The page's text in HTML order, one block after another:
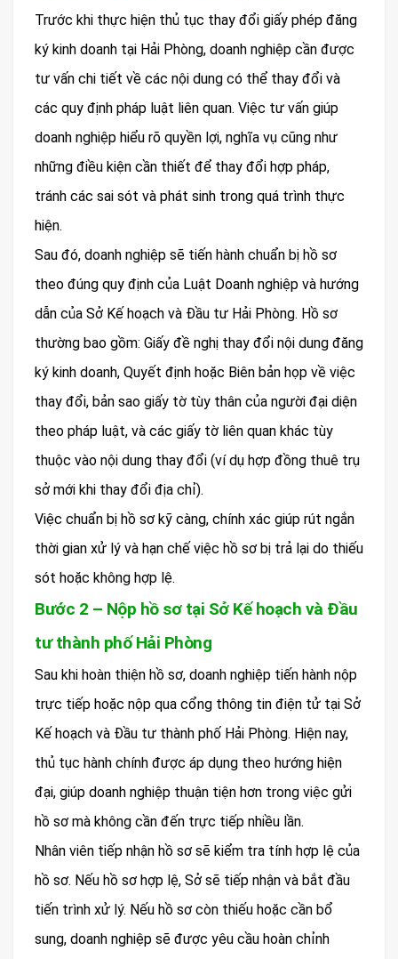
Trước khi thực hiện thủ tục thay đổi giấy phép đăng
ký kinh doanh tại Hải Phòng, doanh nghiệp cần được
tư vấn chi tiết về các nội dung có thể thay đổi và
các quy định pháp luật liên quan. Việc tư vấn giúp
doanh nghiệp hiểu rõ quyền lợi, nghĩa vụ cũng như
những điều kiện cần thiết để thay đổi hợp pháp,
tránh các sai sót và phát sinh trong quá trình thực
hiện.
Sau đó, doanh nghiệp sẽ tiến hành chuẩn bị hồ sơ
theo đúng quy định của Luật Doanh nghiệp và hướng
dẫn của Sở Kế hoạch và Đầu tư Hải Phòng. Hồ sơ
thường bao gồm: Giấy đề nghị thay đổi nội dung đăng
ký kinh doanh, Quyết định hoặc Biên bản họp về việc
thay đổi, bản sao giấy tờ tùy thân của người đại diện
theo pháp luật, và các giấy tờ liên quan khác tùy
thuộc vào nội dung thay đổi (ví dụ hợp đồng thuê trụ
sở mới khi thay đổi địa chỉ).
Việc chuẩn bị hồ sơ kỹ càng, chính xác giúp rút ngắn
thời gian xử lý và hạn chế việc hồ sơ bị trả lại do thiếu
sót hoặc không hợp lệ.
Bước 2 – Nộp hồ sơ tại Sở Kế hoạch và Đầu
tư thành phố Hải Phòng
Sau khi hoàn thiện hồ sơ, doanh nghiệp tiến hành nộp
trực tiếp hoặc nộp qua cổng thông tin điện tử tại Sở
Kế hoạch và Đầu tư thành phố Hải Phòng. Hiện nay,
thủ tục hành chính được áp dụng theo hướng hiện
đại, giúp doanh nghiệp thuận tiện hơn trong việc gửi
hồ sơ mà không cần đến trực tiếp nhiều lần.
Nhân viên tiếp nhận hồ sơ sẽ kiểm tra tính hợp lệ của
hồ sơ. Nếu hồ sơ hợp lệ, Sở sẽ tiếp nhận và bắt đầu
tiến trình xử lý. Nếu hồ sơ còn thiếu hoặc cần bổ
sung, doanh nghiệp sẽ được yêu cầu hoàn chỉnh